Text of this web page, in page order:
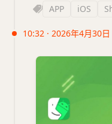
APP iOS
10:32 · 2026年4月30日